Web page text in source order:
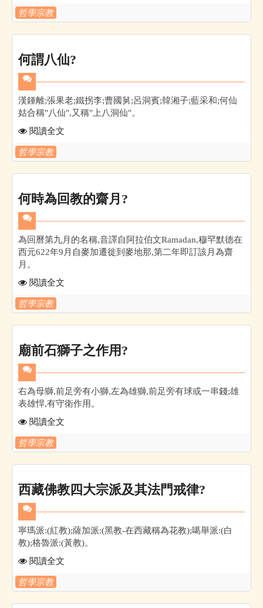
哲學宗教
何謂八仙?
漢鍾離;張果老;鐵拐李;曹國舅;呂洞賓;韓湘子;藍采和;何仙
姑合稱"八仙",又稱"上八洞仙"。
閱讀全文
哲學宗教
何時為回教的齋月?
為回曆第九月的名稱,音譯自阿拉伯文Ramadan,穆罕默德在
西元622年9月自麥加遷徙到麥地那,第二年即訂該月為齋
月。
閱讀全文
哲學宗教
廟前石獅子之作用?
右為母獅,前足旁有小獅,左為雄獅,前足旁有球或一串錢;雄
表雄悍,有守衛作用。
閱讀全文
哲學宗教
西藏佛教四大宗派及其法門戒律?
寧瑪派:(紅教);薩加派:(黑教-在西藏稱為花教);噶舉派:(白
教);格魯派:(黃教)。
閱讀全文
哲學宗教